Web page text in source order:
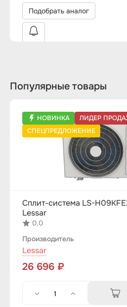
Подобрать аналог
Популярные товары
НОВИНКА
ЛИДЕР
СПЕЦПРЕДЛОЖЕНИЕ
Сплит-система LS-
Lessar
0,0
Производитель
Lessar
26 696 ₽